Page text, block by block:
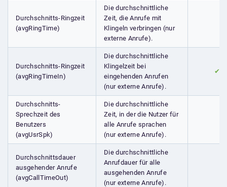
Durchschnitts-Ringzeit
(avgRingTime)
Die durchschnittliche
Zeit, die Anrufe mit
Klingeln verbringen (nur
externe Anrufe).
Durchschnitts-Ringzeit
(avgRingTimeIn)
Die durchschnittliche
Klingelzeit bei
eingehenden Anrufen
(nur externe Anrufe).
✔
Durchschnitts-
Sprechzeit des
Benutzers
(avgUsrSpk)
Die durchschnittliche
Zeit, in der die Nutzer für
alle Anrufe sprachen
(nur externe Anrufe).
Durchschnittsdauer
ausgehender Anrufe
(avgCallTimeOut)
Die durchschnittliche
Anrufdauer für alle
ausgehenden Anrufe
(nur externe Anrufe).